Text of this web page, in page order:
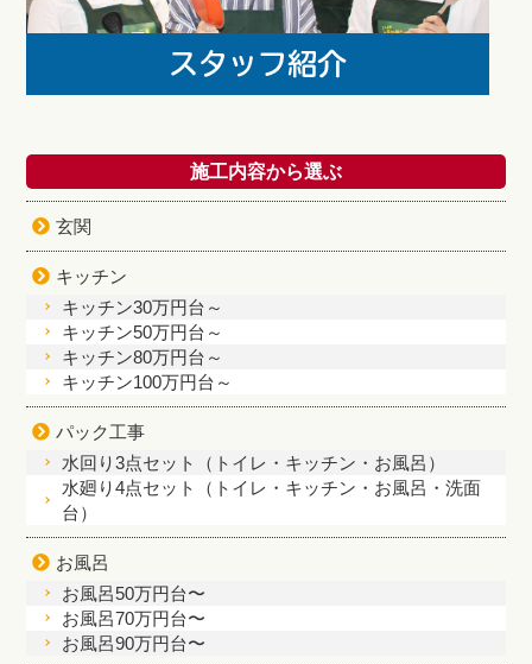
施工内容から選ぶ
玄関
キッチン
キッチン30万円台～
キッチン50万円台～
キッチン80万円台～
キッチン100万円台～
パック工事
水回り3点セット（トイレ・キッチン・お風呂）
水廻り4点セット（トイレ・キッチン・お風呂・洗面
台）
お風呂
お風呂50万円台〜
お風呂70万円台〜
お風呂90万円台〜